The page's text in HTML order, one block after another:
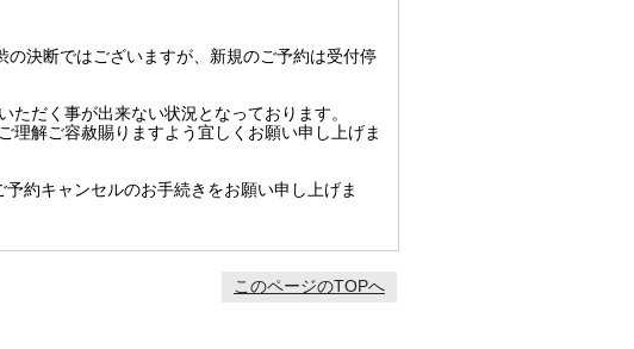
決断ではございますが、新規のご予約は受付停
だく事が出来ない状況となっております。
理解ご容赦賜りますよう宜しくお願い申し上げま
約キャンセルのお手続きをお願い申し上げま
このページのTOPへ